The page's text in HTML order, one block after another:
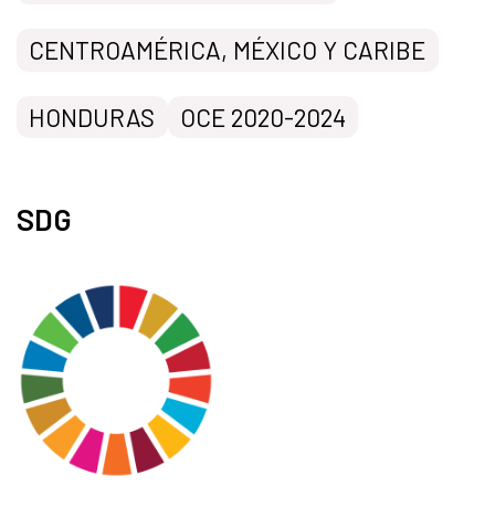
CENTROAMÉRICA, MÉXICO Y CARIBE
HONDURAS OCE 2020-2024
SDG